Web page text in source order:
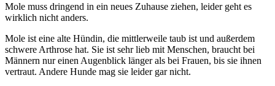
Mole muss dringend in ein neues Zuhause ziehen, leider geht es
wirklich nicht anders.
Mole ist eine alte Hündin, die mittlerweile taub ist und außerdem
schwere Arthrose hat. Sie ist sehr lieb mit Menschen, braucht bei
Männern nur einen Augenblick länger als bei Frauen, bis sie ihnen
vertraut. Andere Hunde mag sie leider gar nicht.